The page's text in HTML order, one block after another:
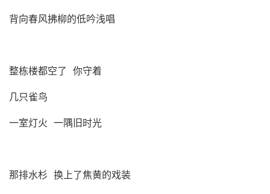
背向春风拂柳的低吟浅唱
整栋楼都空了 你守着
几只雀鸟
一室灯火 一隅旧时光
那排水杉 换上了焦黄的戏装